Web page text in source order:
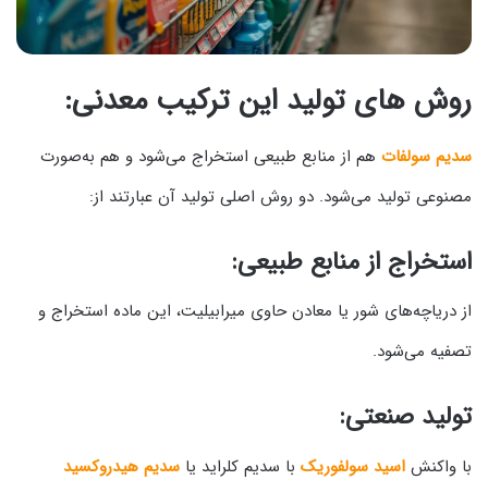
روش‌ های تولید این ترکیب معدنی:
سدیم سولفات هم از منابع طبیعی استخراج می‌شود و هم به‌صورت
مصنوعی تولید می‌شود. دو روش اصلی تولید آن عبارتند از:
استخراج از منابع طبیعی:
از دریاچه‌های شور یا معادن حاوی میرابیلیت، این ماده استخراج و
تصفیه می‌شود.
تولید صنعتی:
با واکنش اسید سولفوریک با سدیم کلراید یا سدیم هیدروکسید